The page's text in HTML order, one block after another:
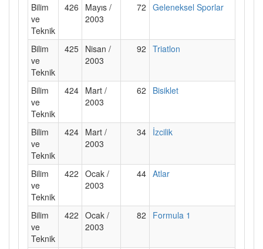
Bilim
ve
Teknik
426
Mayıs /
2003
72 Geleneksel Sporlar
Bilim
ve
Teknik
425 Nisan /
2003
92 Triatlon
Bilim
ve
Teknik
424 Mart /
2003
62 Bisiklet
Bilim
ve
Teknik
424 Mart /
2003
34 İzcilik
Bilim
ve
Teknik
422 Ocak /
2003
44 Atlar
Bilim
ve
Teknik
422 Ocak /
2003
82 Formula 1